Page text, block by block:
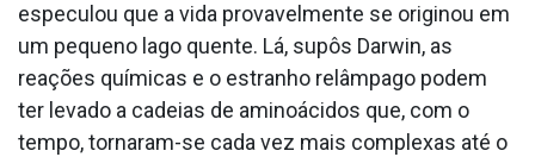
especulou que a vida provavelmente se originou em
um pequeno lago quente. Lá, supôs Darwin, as
reações químicas e o estranho relâmpago podem
ter levado a cadeias de aminoácidos que, com o
tempo, tornaram-se cada vez mais complexas até o